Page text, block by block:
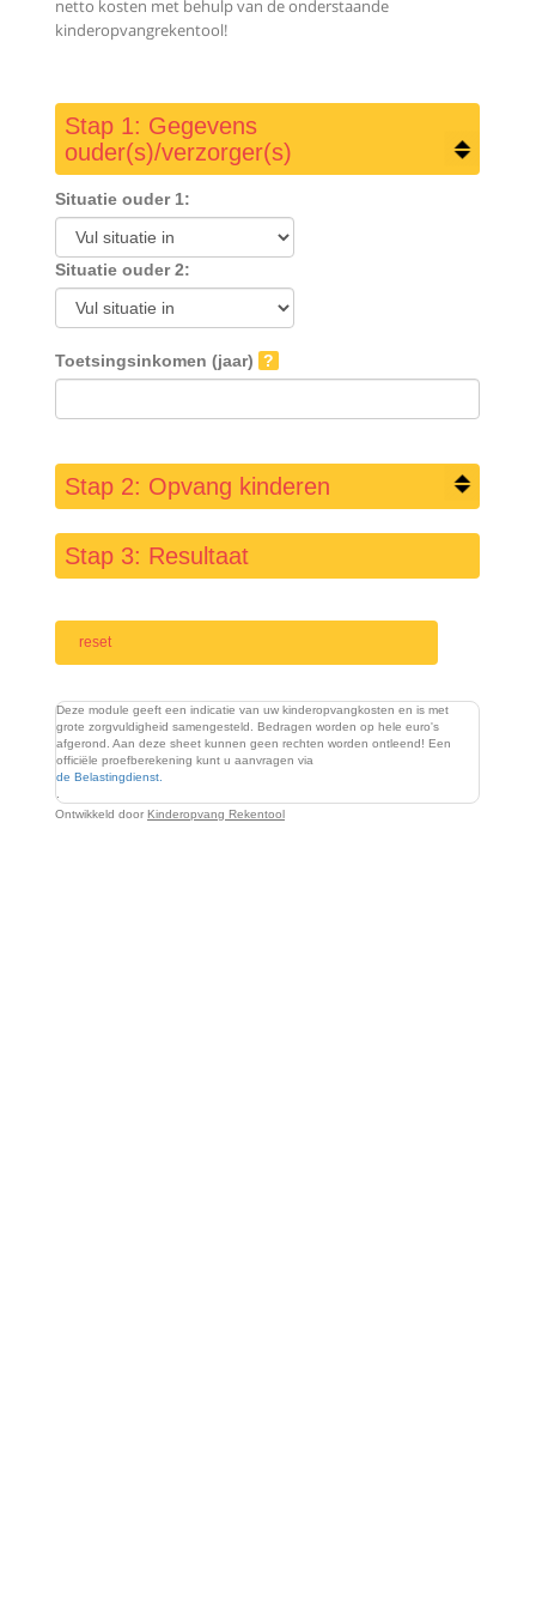
netto kosten met behulp van de onderstaande
kinderopvangrekentool!